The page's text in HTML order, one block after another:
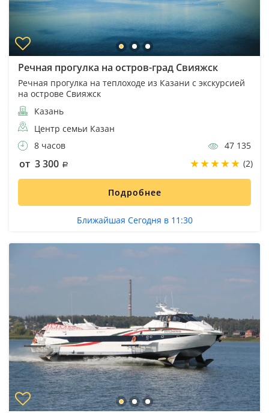
Речная прогулка на остров-град Свияжск
Речная прогулка на теплоходе из Казани с экскурсией
на острове Свияжск
Казань
Центр семьи Казан
8 часов
47 135
от 3 300 (2)
Подробнее
Ближайшая Сегодня в 11:30